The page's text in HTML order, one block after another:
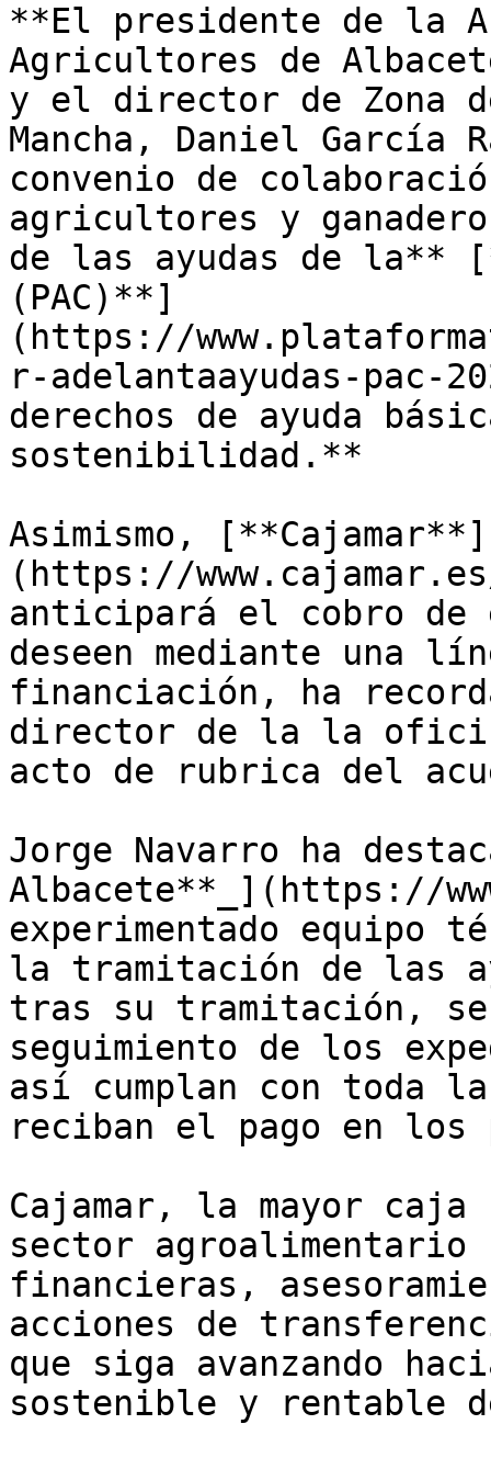
**El presidente de la
Agricultores de
y el director de Zona
Mancha, Daniel García
convenio de
agricultores y
de las ayudas de la**
(PAC)**]
(https://
r-adelantaayudas-
derechos de ayuda
sostenibilidad.**
Asimismo, [**Cajamar**]
(https://
anticipará el cobro de
deseen mediante una
financiación, ha
director de la la
acto de rubrica del
Jorge Navarro ha
Albacete**_](https://
experimentado equipo
la tramitación de las
tras su tramitación, se
seguimiento de los
así cumplan con toda
reciban el pago en los
Cajamar, la mayor
sector agroalimentario
financieras,
acciones de
que siga avanzando
sostenible y rentable